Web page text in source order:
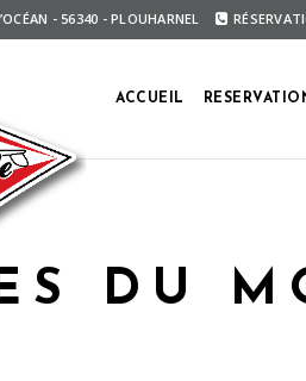
- 56340 - PLOUHARNEL
ACCUEIL
DU